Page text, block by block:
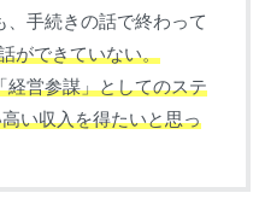
、手続きの話で終わって
ができていない。
経営参謀」としてのステ
い収入を得たいと思っ